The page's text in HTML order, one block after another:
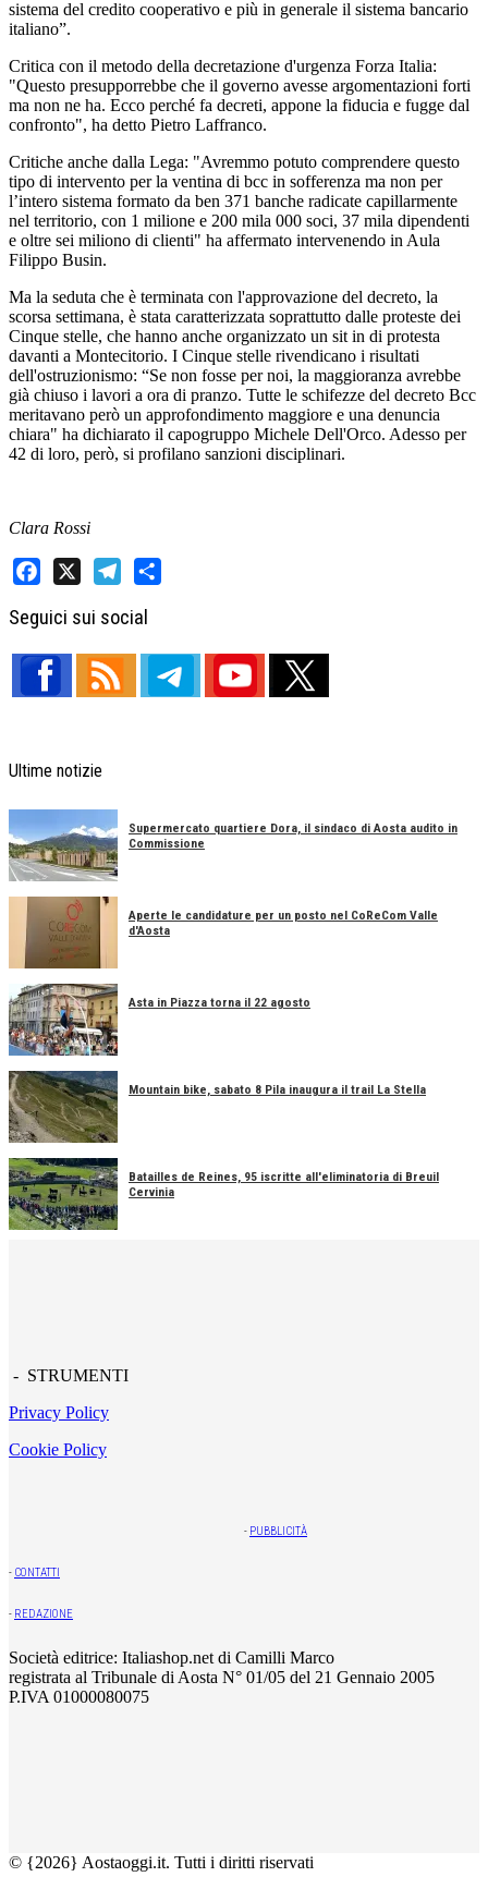
sistema del credito cooperativo e più in generale il sistema bancario
italiano”.
Critica con il metodo della decretazione d'urgenza Forza Italia:
"Questo presupporrebbe che il governo avesse argomentazioni forti
ma non ne ha. Ecco perché fa decreti, appone la fiducia e fugge dal
confronto", ha detto Pietro Laffranco.
Critiche anche dalla Lega: "Avremmo potuto comprendere questo
tipo di intervento per la ventina di bcc in sofferenza ma non per
l’intero sistema formato da ben 371 banche radicate capillarmente
nel territorio, con 1 milione e 200 mila 000 soci, 37 mila dipendenti
e oltre sei miliono di clienti" ha affermato intervenendo in Aula
Filippo Busin.
Ma la seduta che è terminata con l'approvazione del decreto, la
scorsa settimana, è stata caratterizzata soprattutto dalle proteste dei
Cinque stelle, che hanno anche organizzato un sit in di protesta
davanti a Montecitorio. I Cinque stelle rivendicano i risultati
dell'ostruzionismo: “Se non fosse per noi, la maggioranza avrebbe
già chiuso i lavori a ora di pranzo. Tutte le schifezze del decreto Bcc
meritavano però un approfondimento maggiore e una denuncia
chiara" ha dichiarato il capogruppo Michele Dell'Orco. Adesso per
42 di loro, però, si profilano sanzioni disciplinari.
Clara Rossi
Seguici sui social
Ultime notizie
Supermercato quartiere Dora, il sindaco di Aosta audito in
Commissione
Aperte le candidature per un posto nel CoReCom Valle
d'Aosta
Asta in Piazza torna il 22 agosto
Mountain bike, sabato 8 Pila inaugura il trail La Stella
Batailles de Reines, 95 iscritte all'eliminatoria di Breuil
Cervinia
- STRUMENTI
Privacy Policy
Cookie Policy
- PUBBLICITÀ
- CONTATTI
- REDAZIONE
Società editrice: Italiashop.net di Camilli Marco
registrata al Tribunale di Aosta N° 01/05 del 21 Gennaio 2005
P.IVA 01000080075
© {2026} Aostaoggi.it. Tutti i diritti riservati